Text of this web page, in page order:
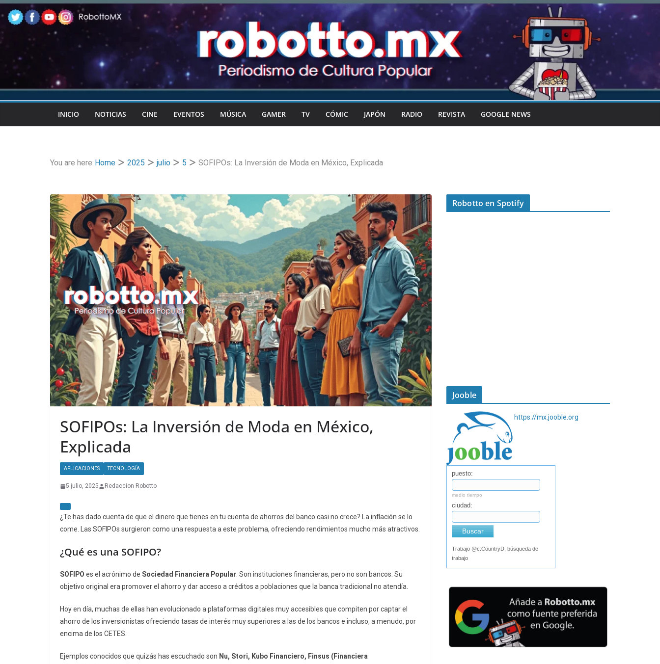
Skip
to
content
INICIO NOTICIAS CINE EVENTOS MÚSICA GAMER TV CÓMIC JAPÓN RADIO REVISTA GOOGLE NEWS
You are here: Home 2025 julio 5 SOFIPOs: La Inversión de Moda en México, Explicada
SOFIPOs: La Inversión de Moda en México,
Explicada
APLICACIONES TECNOLOGÍA
5 julio, 2025 Redaccion Robotto
¿Te has dado cuenta de que el dinero que tienes en tu cuenta de ahorros del banco casi no crece? La inflación se lo
come. Las SOFIPOs surgieron como una respuesta a este problema, ofreciendo rendimientos mucho más atractivos.
¿Qué es una SOFIPO?
SOFIPO es el acrónimo de Sociedad Financiera Popular . Son instituciones financieras, pero no son bancos. Su
objetivo original era promover el ahorro y dar acceso a créditos a poblaciones que la banca tradicional no atendía.
Hoy en día, muchas de ellas han evolucionado a plataformas digitales muy accesibles que compiten por captar el
ahorro de los inversionistas ofreciendo tasas de interés muy superiores a las de los bancos e incluso, a menudo, por
encima de los CETES.
Ejemplos conocidos que quizás has escuchado son Nu, Stori, Kubo Financiero, Finsus (Financiera
Robotto en Spotify
Jooble
https://mx.jooble.org
puesto:
medio tiempo
ciudad:
Buscar
Trabajo @c:CountryD, búsqueda de
trabajo